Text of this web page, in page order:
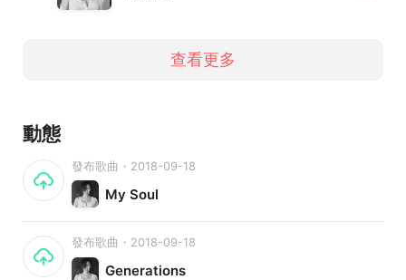
查看更多
動態
發布歌曲・2018-09-18
My Soul
發布歌曲・2018-09-18
Generations